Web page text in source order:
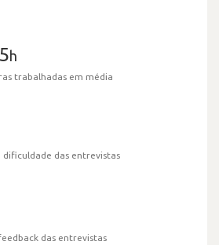
h
trabalhadas em média
dificuldade das entrevistas
das entrevistas